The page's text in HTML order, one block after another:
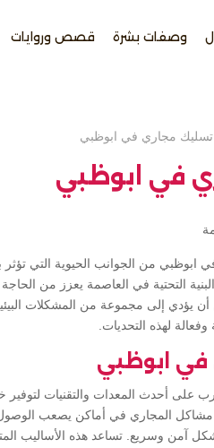
وصفات بشرة قصص وروايات
تسليك مجاري في ابوظبي
في ابوظبي
من الجوانب الحيوية التي
التحتية في العاصمة يعزز من
يؤدي إلى مجموعة من المشكلات
لهذه التحديات.
ابوظبي
على أحدث المعدات والتقنيات
مشاكل المجاري في أماكن يصعب
آمن وسريع. تساعد هذه الأساليب